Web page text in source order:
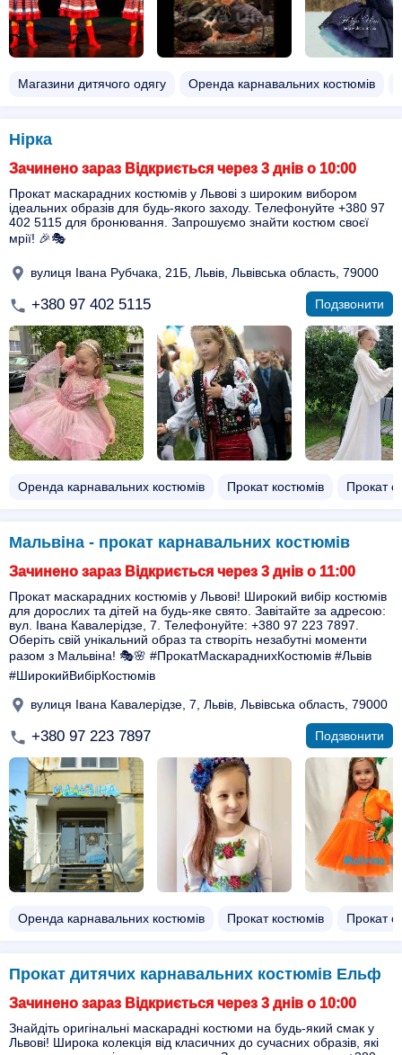
Магазини дитячого одягу Оренда карнавальних костюмів
Нірка
Зачинено зараз Відкриється через 3 днів о 10:00
Прокат маскарадних костюмів у Львові з широким вибором
ідеальних образів для будь-якого заходу. Телефонуйте +380 97
402 5115 для бронювання. Запрошуємо знайти костюм своєї
мрії! 🎉🎭
вулиця Івана Рубчака, 21Б, Львів, Львівська область, 79000
+380 97 402 5115 Подзвонити
Оренда карнавальних костюмів Прокат костюмів Прокат
Мальвіна - прокат карнавальних костюмів
Зачинено зараз Відкриється через 3 днів о 11:00
Прокат маскарадних костюмів у Львові! Широкий вибір костюмів
для дорослих та дітей на будь-яке свято. Завітайте за адресою:
вул. Івана Кавалерідзе, 7. Телефонуйте: +380 97 223 7897.
Оберіть свій унікальний образ та створіть незабутні моменти
разом з Мальвіна! 🎭🌸 #ПрокатМаскараднихКостюмів #Львів
#ШирокийВибірКостюмів
вулиця Івана Кавалерідзе, 7, Львів, Львівська область, 79000
+380 97 223 7897 Подзвонити
Оренда карнавальних костюмів Прокат костюмів Прокат
Прокат дитячих карнавальних костюмів Ельф
Зачинено зараз Відкриється через 3 днів о 10:00
Знайдіть оригінальні маскарадні костюми на будь-який смак у
Львові! Широка колекція від класичних до сучасних образів, які